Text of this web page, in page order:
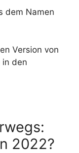
dem Namen
Version von
in den
2022?